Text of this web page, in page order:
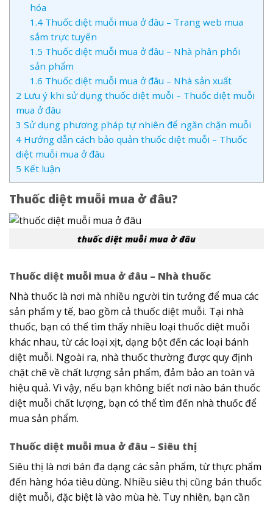
hóa
1.4Thuốc diệt muỗi mua ở đâu – Trang web mua
sắm trực tuyến
1.5 Thuốc diệt muỗi mua ở đâu – Nhà phân phối
sản phẩm
1.6 Thuốc diệt muỗi mua ở đâu – Nhà sản xuất
2 Lưu ý khi sử dụng thuốc diệt muỗi – Thuốc diệt muỗi
mua ở đâu
3 Sử dụng phương pháp tự nhiên để ngăn chặn muỗi
4 Hướng dẫn cách bảo quản thuốc diệt muỗi – Thuốc
diệt muỗi mua ở đâu
5 Kết luận
Thuốc diệt muỗi mua ở đâu?
thuốc diệt muỗi mua ở đâu
Thuốc diệt muỗi mua ở đâu – Nhà thuốc
Nhà thuốc là nơi mà nhiều người tin tưởng để mua các
sản phẩm y tế, bao gồm cả thuốc diệt muỗi. Tại nhà
thuốc, bạn có thể tìm thấy nhiều loại thuốc diệt muỗi
khác nhau, từ các loại xịt, dạng bột đến các loại bánh
diệt muỗi. Ngoài ra, nhà thuốc thường được quy định
chặt chẽ về chất lượng sản phẩm, đảm bảo an toàn và
hiệu quả. Vì vậy, nếu bạn không biết nơi nào bán thuốc
diệt muỗi chất lượng, bạn có thể tìm đến nhà thuốc để
mua sản phẩm.
Thuốc diệt muỗi mua ở đâu – Siêu thị
Siêu thị là nơi bán đa dạng các sản phẩm, từ thực phẩm
đến hàng hóa tiêu dùng. Nhiều siêu thị cũng bán thuốc
diệt muỗi, đặc biệt là vào mùa hè. Tuy nhiên, bạn cần